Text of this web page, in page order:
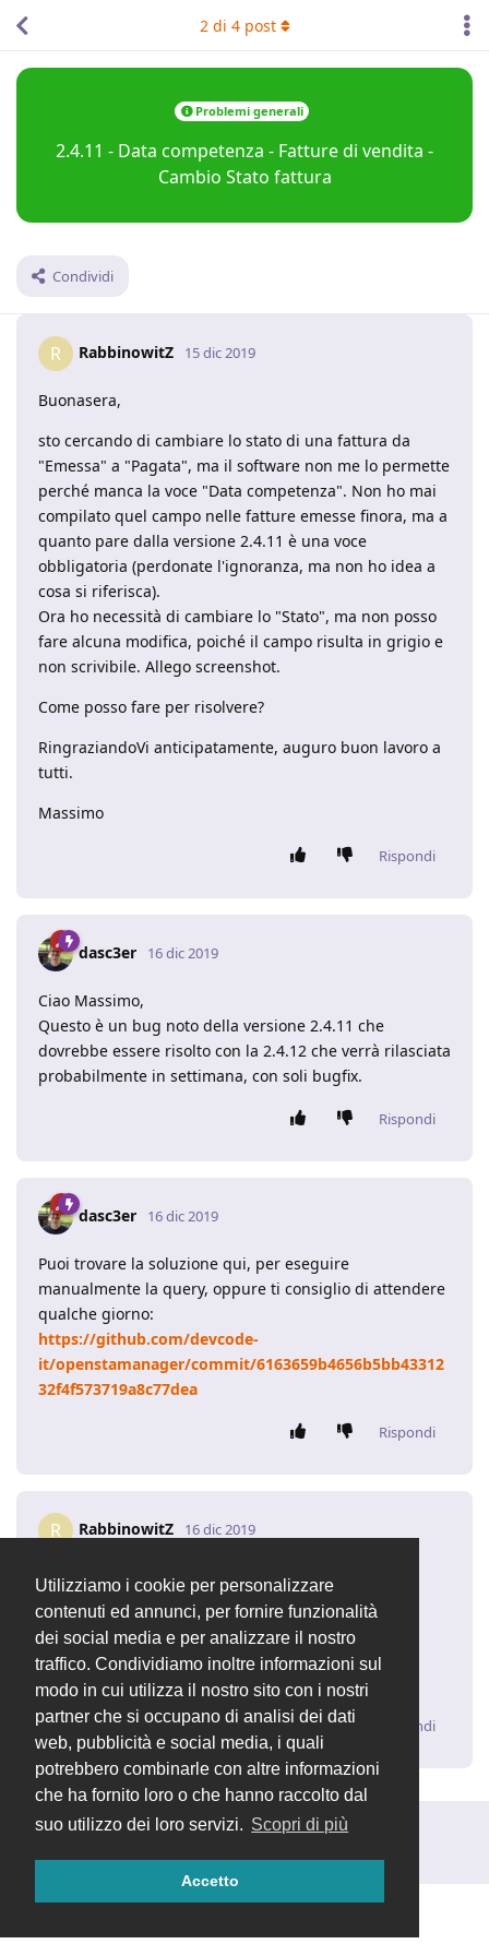
Utilizziamo i cookie per personalizzare
contenuti ed annunci, per fornire funzionalità
dei social media e per analizzare il nostro
traffico. Condividiamo inoltre informazioni sul
modo in cui utilizza il nostro sito con i nostri
partner che si occupano di analisi dei dati
web, pubblicità e social media, i quali
potrebbero combinarle con altre informazioni
che ha fornito loro o che hanno raccolto dal
suo utilizzo dei loro servizi. Scopri di più
Accetto
Problemi generali
2.4.11 - Data competenza - Fatture di vendita -
Cambio Stato fattura
Condividi
2di 4post
R RabbinowitZ 15 dic 2019
Buonasera,
sto cercando di cambiare lo stato di una fattura da
"Emessa" a "Pagata", ma il software non me lo permette
perché manca la voce "Data competenza". Non ho mai
compilato quel campo nelle fatture emesse finora, ma a
quanto pare dalla versione 2.4.11 è una voce
obbligatoria (perdonate l'ignoranza, ma non ho idea a
cosa si riferisca).
Ora ho necessità di cambiare lo "Stato", ma non posso
fare alcuna modifica, poiché il campo risulta in grigio e
non scrivibile. Allego screenshot.
Come posso fare per risolvere?
RingraziandoVi anticipatamente, auguro buon lavoro a
tutti.
Massimo
Rispondi
dasc3er 16 dic 2019
Ciao Massimo,
Questo è un bug noto della versione 2.4.11 che
dovrebbe essere risolto con la 2.4.12 che verrà rilasciata
probabilmente in settimana, con soli bugfix.
Rispondi
dasc3er 16 dic 2019
Puoi trovare la soluzione qui, per eseguire
manualmente la query, oppure ti consiglio di attendere
qualche giorno:
https://github.com/devcode-
it/openstamanager/commit/6163659b4656b5bb43312
32f4f573719a8c77dea
Rispondi
R RabbinowitZ 16 dic 2019
Grazie mille per la veloce risposta, dasc3er.
Attendo il rilascio della 2.4.12
Buon lavoro
Massimo
Rispondi
Rispondi alla discussione...